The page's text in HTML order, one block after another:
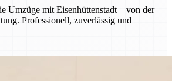
Umzüge mit Eisenhüttenstadt – von der
Professionell, zuverlässig und